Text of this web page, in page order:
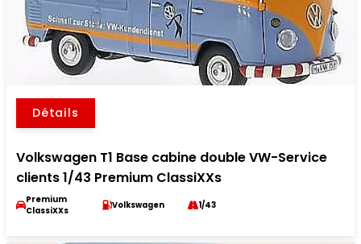
Détails
Volkswagen T1 Base cabine double VW-Service
clients 1/43 Premium ClassiXXs
Premium
ClassiXXs
Volkswagen 1/43